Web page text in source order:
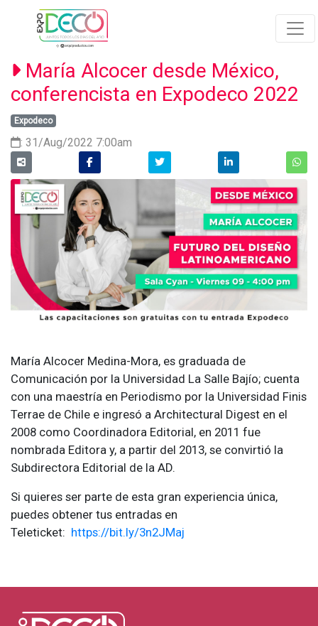
María Alcocer desde México,
conferencista en Expodeco 2022
Expodeco
: 31/Aug/2022 7:00am
María Alcocer Medina-Mora, es graduada de
Comunicación por la Universidad La Salle Bajío; cuenta
con una maestría en Periodismo por la Universidad Finis
Terrae de Chile e ingresó a Architectural Digest en el
2008 como Coordinadora Editorial, en 2011 fue
nombrada Editora y, a partir del 2013, se convirtió la
Subdirectora Editorial de la AD.
Si quieres ser parte de esta gran experiencia única,
puedes obtener tus entradas en
Teleticket: https://bit.ly/3n2JMaj